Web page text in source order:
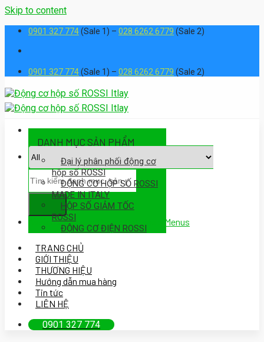
Skip to content
0901 327 774(Sale 1) – 028 6262 6779 (Sale 2)
0901 327 774(Sale 1) – 028 6262 6779 (Sale 2)
Assign a menu in Theme Options > Menus
DANH MỤC SẢN PHẨM
Đại lý phân phối động cơ
hộp số ROSSI
ĐỘNG CƠ HỘP SỐ ROSSI
MADE IN ITALY
HỘP SỐ GIẢM TỐC
ROSSI
ĐỘNG CƠ ĐIỆN ROSSI
TRANG CHỦ
GIỚI THIỆU
THƯƠNG HIỆU
Hướng dẫn mua hàng
Tin tức
LIÊN HỆ
0901 327 774